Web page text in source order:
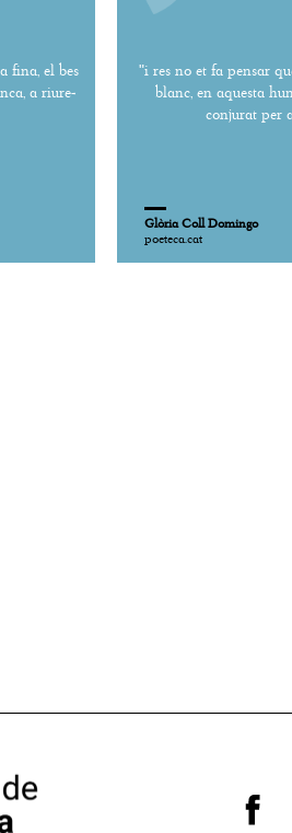
fina, el bes
a riure-
"i res no et fa pensar
blanc, en aquesta
conjurat per
Glòria Coll Domingo
poeteca.cat